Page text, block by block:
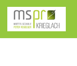
Zum
Inhalt